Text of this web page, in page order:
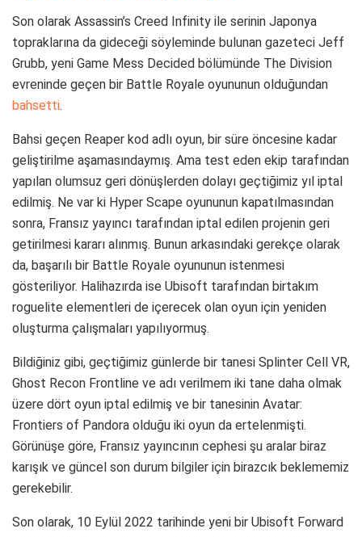
Son olarak Assassin’s Creed Infinity ile serinin Japonya
topraklarına da gideceği söyleminde bulunan gazeteci Jeff
Grubb, yeni Game Mess Decided bölümünde The Division
evreninde geçen bir Battle Royale oyununun olduğundan
bahsetti.
Bahsi geçen Reaper kod adlı oyun, bir süre öncesine kadar
geliştirilme aşamasındaymış. Ama test eden ekip tarafından
yapılan olumsuz geri dönüşlerden dolayı geçtiğimiz yıl iptal
edilmiş. Ne var ki Hyper Scape oyununun kapatılmasından
sonra, Fransız yayıncı tarafından iptal edilen projenin geri
getirilmesi kararı alınmış. Bunun arkasındaki gerekçe olarak
da, başarılı bir Battle Royale oyununun istenmesi
gösteriliyor. Halihazırda ise Ubisoft tarafından birtakım
roguelite elementleri de içerecek olan oyun için yeniden
oluşturma çalışmaları yapılıyormuş.
Bildiğiniz gibi, geçtiğimiz günlerde bir tanesi Splinter Cell VR,
Ghost Recon Frontline ve adı verilmem iki tane daha olmak
üzere dört oyun iptal edilmiş ve bir tanesinin Avatar:
Frontiers of Pandora olduğu iki oyun da ertelenmişti.
Görünüşe göre, Fransız yayıncının cephesi şu aralar biraz
karışık ve güncel son durum bilgiler için birazcık beklememiz
gerekebilir.
Son olarak, 10 Eylül 2022 tarihinde yeni bir Ubisoft Forward